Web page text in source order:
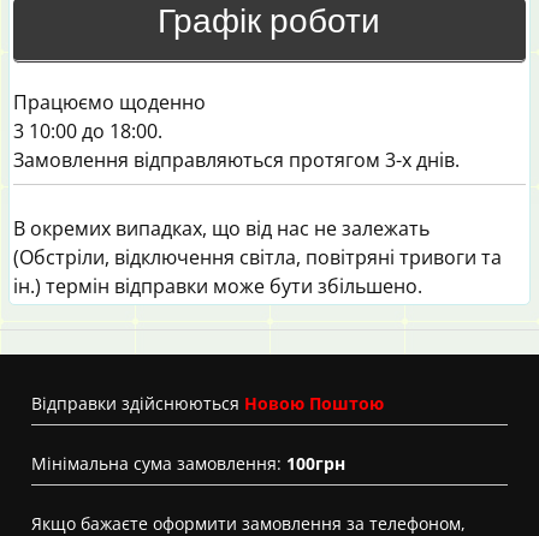
Графік роботи
Працюємо щоденно
3 10:00 до 18:00.
Замовлення відправляються протягом 3-х днів.
В окремих випадках, що від нас не залежать
(Обстріли, відключення світла, повітряні тривоги та
ін.) термін відправки може бути збільшено.
Вiдправки здійснюються Новою Поштою
Мінімальна сума замовлення: 100грн
Якщо бажаєте оформити замовлення за телефоном,